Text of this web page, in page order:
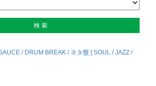
/ DRUM BREAK / ネタ盤 [ SOUL / JAZZ /